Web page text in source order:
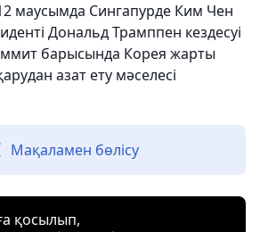
маусымда Сингапурде Ким Чен
Дональд Трамппен кездесуі
барысында Корея жарты
азат ету мәселесі
Мақаламен бөлісу
қосылып,